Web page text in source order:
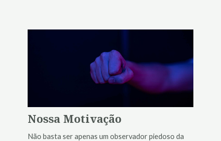
Nossa Motivação
Não basta ser apenas um observador piedoso da